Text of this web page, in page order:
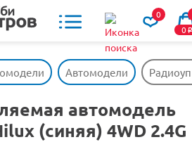
0
0o
Автомодели
автомодель
(синяя) 4WD 2.4G